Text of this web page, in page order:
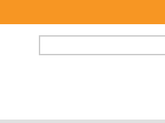
FORMULAIRE DE